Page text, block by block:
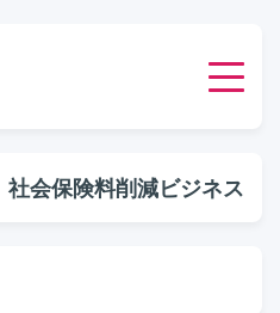
社会保険料削減ビジネス